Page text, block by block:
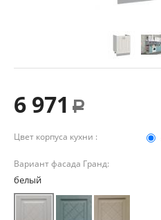
6 971 Р
Цвет корпуса кухни :
Вариант фасада Гранд:
белый